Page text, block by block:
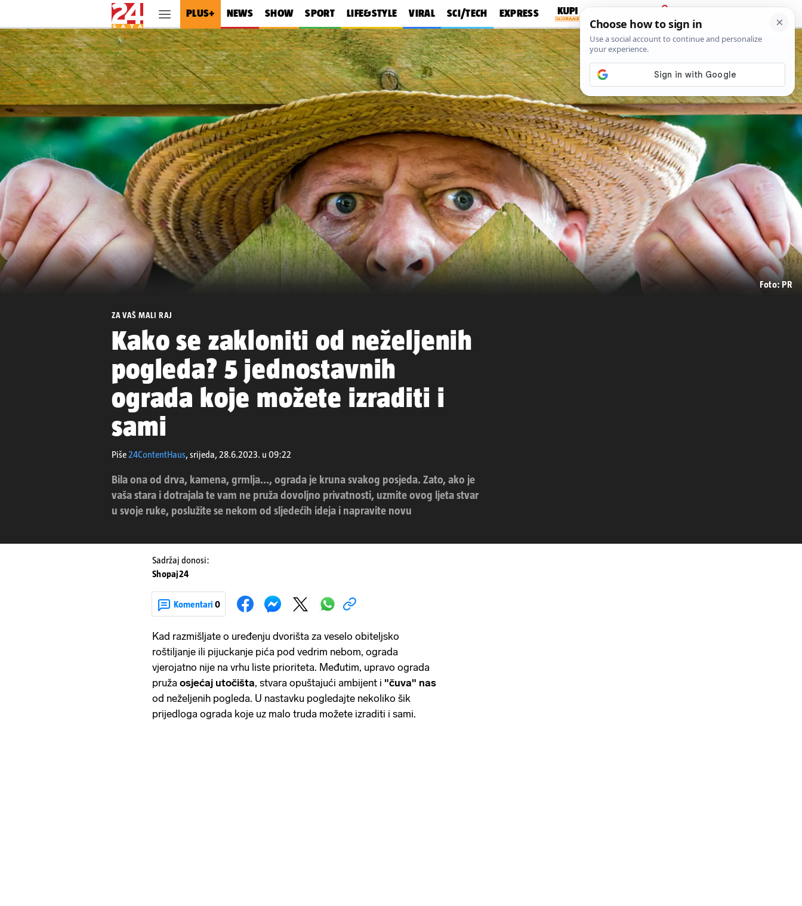
PLUS+ NEWS SHOW SPORT LIFE&STYLE VIRAL SCI/TECH EXPRESS
PRIJAVA
Foto: PR
ZA VAŠ MALI RAJ
Kako se zakloniti od neželjenih
pogleda? 5 jednostavnih
ograda koje možete izraditi i
sami
Piše24ContentHaus,srijeda, 28.6.2023. u 09:22
Bila ona od drva, kamena, grmlja..., ograda je kruna svakog posjeda. Zato, ako je
vaša stara i dotrajala te vam ne pruža dovoljno privatnosti, uzmite ovog ljeta stvar
u svoje ruke, poslužite se nekom od sljedećih ideja i napravite novu
Sadržaj donosi:
Shopaj24
Komentari 0
Kad razmišljate o uređenju dvorišta za veselo obiteljsko
roštiljanje ili pijuckanje pića pod vedrim nebom, ograda
vjerojatno nije na vrhu liste prioriteta. Međutim, upravo ograda
pruža osjećaj utočišta, stvara opuštajući ambijent i "čuva" nas
od neželjenih pogleda. U nastavku pogledajte nekoliko šik
prijedloga ograda koje uz malo truda možete izraditi i sami.